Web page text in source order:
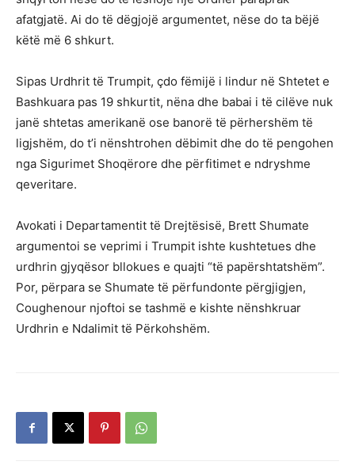
afatgjatë. Ai do të dëgjojë argumentet, nëse do ta bëjë
këtë më 6 shkurt.
Sipas Urdhrit të Trumpit, çdo fëmijë i lindur në Shtetet e
Bashkuara pas 19 shkurtit, nëna dhe babai i të cilëve nuk
janë shtetas amerikanë ose banorë të përhershëm të
ligjshëm, do t’i nënshtrohen dëbimit dhe do të pengohen
nga Sigurimet Shoqërore dhe përfitimet e ndryshme
qeveritare.
Avokati i Departamentit të Drejtësisë, Brett Shumate
argumentoi se veprimi i Trumpit ishte kushtetues dhe
urdhrin gjyqësor bllokues e quajti “të papërshtatshëm”.
Por, përpara se Shumate të përfundonte përgjigjen,
Coughenour njoftoi se tashmë e kishte nënshkruar
Urdhrin e Ndalimit të Përkohshëm.